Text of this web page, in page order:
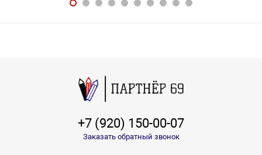
Авторизуйтесь
, чтобы увидеть
+7 (920) 150-00-07
Заказать обратный звонок